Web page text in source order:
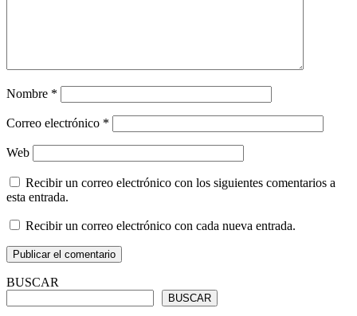
Nombre *
Correo electrónico *
Web
Recibir un correo electrónico con los siguientes comentarios a
esta entrada.
Recibir un correo electrónico con cada nueva entrada.
BUSCAR
BUSCAR